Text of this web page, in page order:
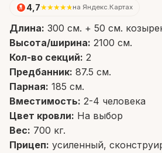
4,7★★★★★ на Яндекс.Картах
Длина: 300 см. + 50 см.
Высота/ширина: 2100 см.
Кол-во секций: 2
Предбанник: 87.5 см.
Парная: 185 см.
Вместимость: 2-4 человека
Цвет кровли: На выбор
Вес: 700 кг.
Прицеп: усиленный,